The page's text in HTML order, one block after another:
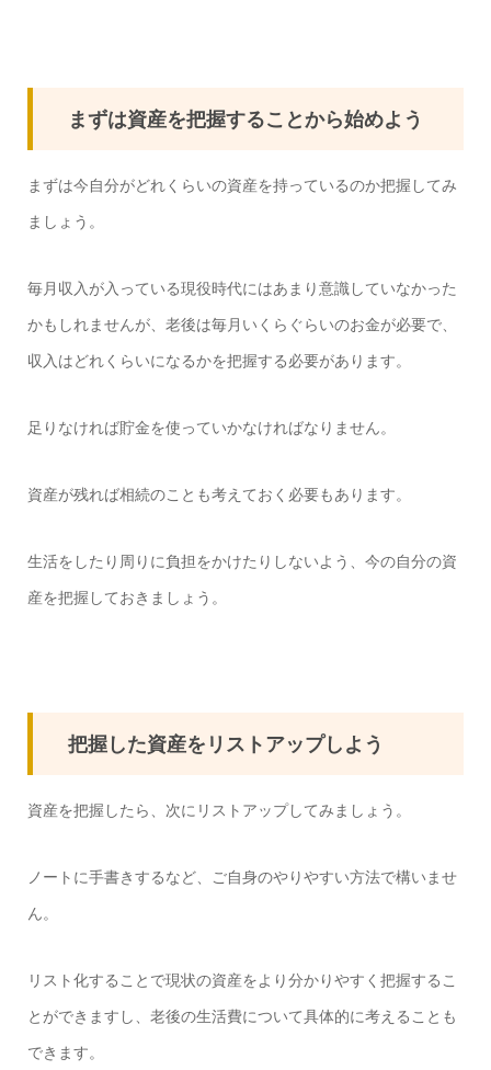
まずは資産を把握することから始めよう
まずは今自分がどれくらいの資産を持っているのか把握してみ
ましょう。
毎月収入が入っている現役時代にはあまり意識していなかった
かもしれませんが、老後は毎月いくらぐらいのお金が必要で、
収入はどれくらいになるかを把握する必要があります。
足りなければ貯金を使っていかなければなりません。
資産が残れば相続のことも考えておく必要もあります。
生活をしたり周りに負担をかけたりしないよう、今の自分の資
産を把握しておきましょう。
把握した資産をリストアップしよう
資産を把握したら、次にリストアップしてみましょう。
ノートに手書きするなど、ご自身のやりやすい方法で構いませ
ん。
リスト化することで現状の資産をより分かりやすく把握するこ
とができますし、老後の生活費について具体的に考えることも
できます。